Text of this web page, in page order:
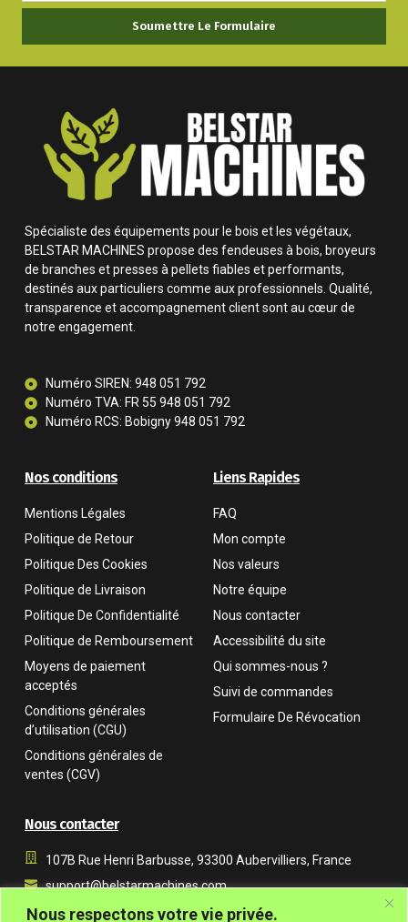
Nous respectons votre vie privée.
Soumettre Le Formulaire
Spécialiste des équipements pour le bois et les végétaux,
BELSTAR MACHINES propose des fendeuses à bois, broyeurs
de branches et presses à pellets fiables et performants,
destinés aux particuliers comme aux professionnels. Qualité,
transparence et accompagnement client sont au cœur de
notre engagement.
Numéro SIREN: 948 051 792
Numéro TVA: FR 55 948 051 792
Numéro RCS: Bobigny 948 051 792
Nos conditions
Mentions Légales
Politique de Retour
Politique Des Cookies
Politique de Livraison
Politique De Confidentialité
Politique de Remboursement
Moyens de paiement
acceptés
Conditions générales
d’utilisation (CGU)
Conditions générales de
ventes (CGV)
Liens Rapides
FAQ
Mon compte
Nos valeurs
Notre équipe
Nous contacter
Accessibilité du site
Qui sommes-nous ?
Suivi de commandes
Formulaire De Révocation
Nous contacter
107B Rue Henri Barbusse, 93300 Aubervilliers, France
support@belstarmachines.com
Du lundi au vendredi, de 9 h à 18 h (UTC+01:00)